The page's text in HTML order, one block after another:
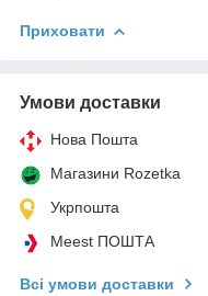
Приховати
Умови доставки
Нова Пошта
Магазини Rozetka
Укрпошта
Meest ПОШТА
Всі умови доставки